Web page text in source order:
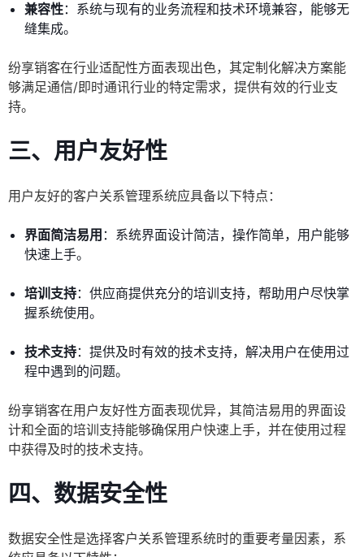
兼容性：系统与现有的业务流程和技术环境兼容，能够无
缝集成。
纷享销客在行业适配性方面表现出色，其定制化解决方案能
够满足通信/即时通讯行业的特定需求，提供有效的行业支
持。
三、用户友好性
用户友好的客户关系管理系统应具备以下特点：
界面简洁易用 ：系统界面设计简洁，操作简单，用户能够
快速上手。
培训支持：供应商提供充分的培训支持，帮助用户尽快掌
握系统使用。
技术支持：提供及时有效的技术支持，解决用户在使用过
程中遇到的问题。
纷享销客在用户友好性方面表现优异，其简洁易用的界面设
计和全面的培训支持能够确保用户快速上手，并在使用过程
中获得及时的技术支持。
四、数据安全性
数据安全性是选择客户关系管理系统时的重要考量因素，系